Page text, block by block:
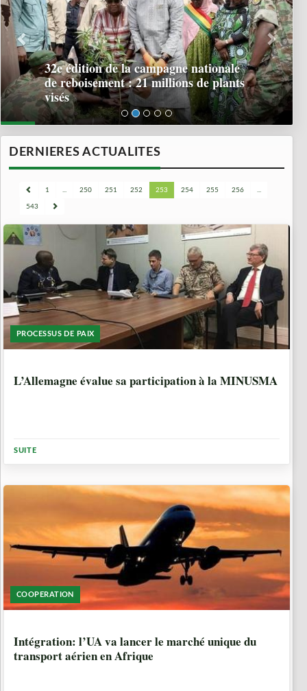
32e édition de la campagne nationale
de reboisement : 21 millions de plants
visés
DERNIERES ACTUALITES
1 ... 250 251 252 253 254 255 256 ...
543
PROCESSUS DE PAIX
L’Allemagne évalue sa participation à la MINUSMA
SUITE
COOPERATION
Intégration: l’UA va lancer le marché unique du
transport aérien en Afrique